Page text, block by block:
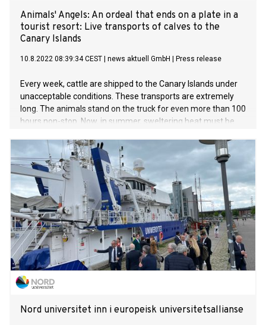
Animals' Angels: An ordeal that ends on a plate in a
tourist resort: Live transports of calves to the
Canary Islands
10.8.2022 08:39:34 CEST news aktuell GmbH Press release
Every week, cattle are shipped to the Canary Islands under
unacceptable conditions. These transports are extremely
long. The animals stand on the truck for even more than 100
hours non-stop. Now, in summer, sweltering heat must be
bedding of excrements and urine, lack of space, and an
acrid ammonia smell. Once on the islands, the animals, only
a few months old, await death in the slaughterhouse. A
trade that is enhanced by subsidies and slaughter
premiums.
Nord universitet inn i europeisk universitetsallianse